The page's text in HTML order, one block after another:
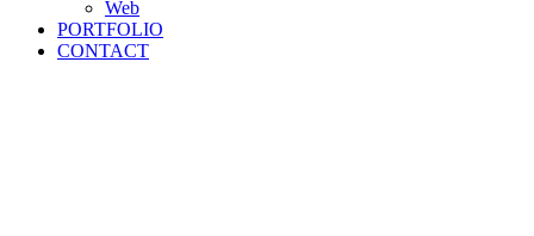
Web
PORTFOLIO
CONTACT